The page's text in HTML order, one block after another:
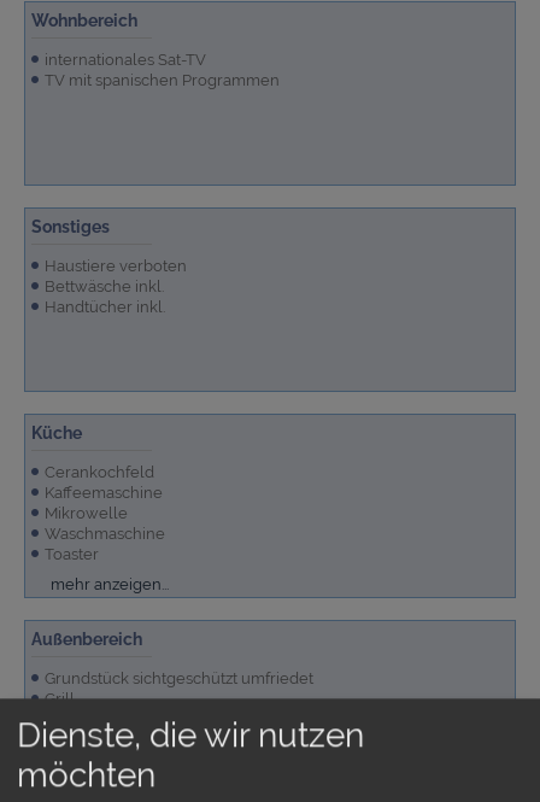
Wohnbereich
internationales Sat-TV
TV mit spanischen Programmen
Sonstiges
Haustiere verboten
Bettwäsche inkl.
Handtücher inkl.
Küche
Cerankochfeld
Kaffeemaschine
Mikrowelle
Waschmaschine
Toaster
Kühlschrank
mehr anzeigen...
Außenbereich
Grundstück sichtgeschützt umfriedet
Grill
Terrassenmöbel
Swimmingpool privat
Terrasse überdacht
Liegen
Parkplatz auf dem Grundstück
Garten/Liegewiese
mehr anzeigen...
Dienste, die wir nutzen
möchten